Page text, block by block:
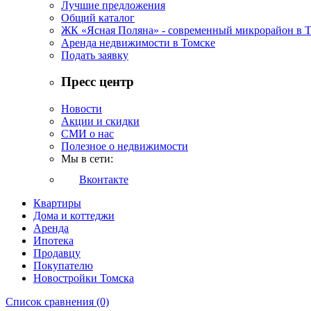
Лучшие предложения
Общий каталог
ЖК «Ясная Поляна» - современный микрорайон в
Аренда недвижимости в Томске
Подать заявку
Пресс центр
Новости
Акции и скидки
СМИ о нас
Полезное о недвижимости
Мы в сети:
Вконтакте
Квартиры
Дома и коттеджи
Аренда
Ипотека
Продавцу
Покупателю
Новостройки Томска
Список сравнения (0)